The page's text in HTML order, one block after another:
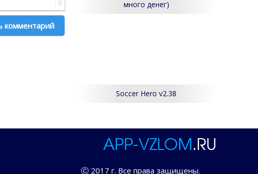
0
Отправить комментарий
много денег)
Soccer Hero v2.38
Ⓒ 2017 г. Все права защищены.